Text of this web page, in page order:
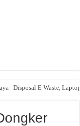
| Disposal E-Waste,